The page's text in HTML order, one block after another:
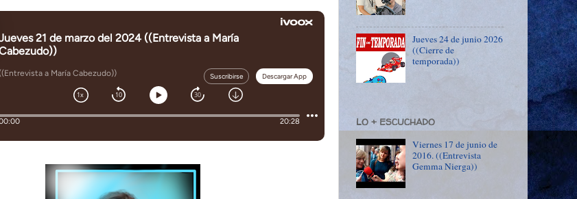
Jueves 24 de junio 2026
((Cierre de
temporada))
LO + ESCUCHADO
Viernes 17 de junio de
2016. ((Entrevista
Gemma Nierga))